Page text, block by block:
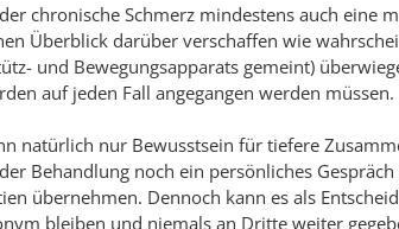
chronische Schmerz mindestens auch eine
Überblick darüber verschaffen wie
und Bewegungsapparats gemeint)
auf jeden Fall angegangen werden müssen.
natürlich nur Bewusstsein für tiefere
Behandlung noch ein persönliches
übernehmen. Dennoch kann es als
bleiben und niemals an Dritte weiter